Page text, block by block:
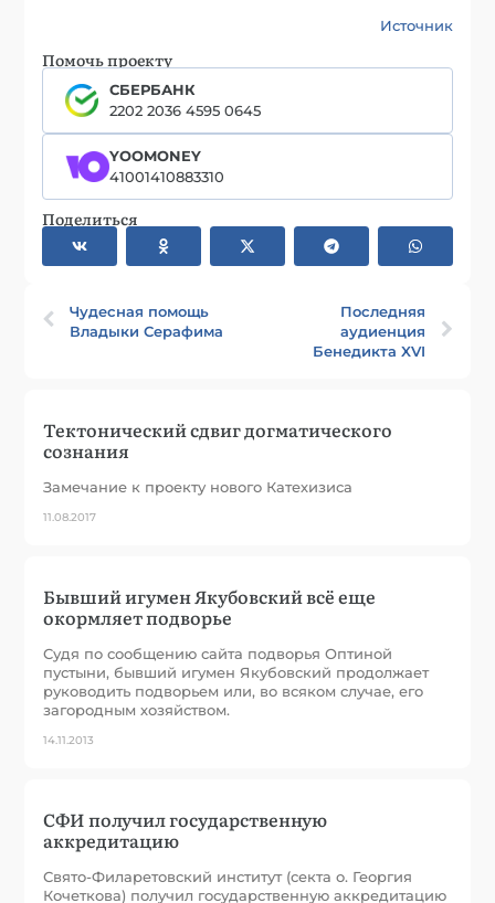
Источник
Помочь проекту
СБЕРБАНК
2202 2036 4595 0645
YOOMONEY
41001410883310
Поделиться
Чудесная помощь
Владыки Серафима
Последняя
аудиенция
Бенедикта XVI
Тектонический сдвиг догматического
сознания
Замечание к проекту нового Катехизиса
11.08.2017
Бывший игумен Якубовский всё еще
окормляет подворье
Судя по сообщению сайта подворья Оптиной
пустыни, бывший игумен Якубовский продолжает
руководить подворьем или, во всяком случае, его
загородным хозяйством.
14.11.2013
СФИ получил государственную
аккредитацию
Свято-Филаретовский институт (секта о. Георгия
Кочеткова) получил государственную аккредитацию